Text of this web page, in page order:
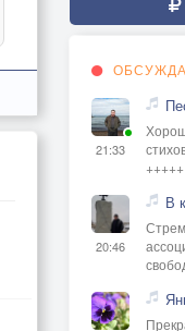
21:33
+++++
20:46
В